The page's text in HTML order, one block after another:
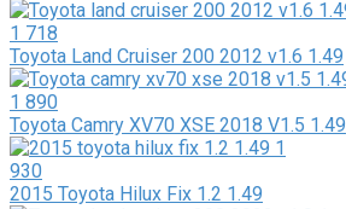
1 718
Toyota Land Cruiser 200 2012 v1.6 1.49
1 890
Toyota Camry XV70 XSE 2018 V1.5 1.49
930
2015 Toyota Hilux Fix 1.2 1.49